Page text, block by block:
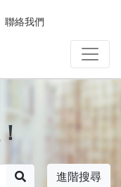
聯絡我們
進階搜尋